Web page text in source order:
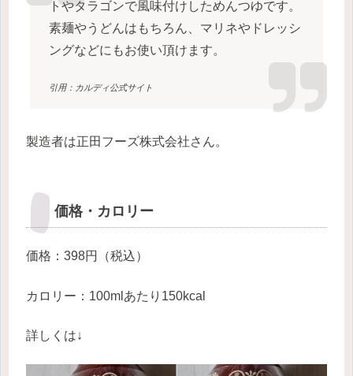
トやタラゴンで風味付けしためんつゆです。
素麺やうどんはもちろん、マリネやドレッシ
ングなどにもお使い頂けます。
引用：カルディ公式サイト
製造者は正田フーズ株式会社さん。
価格・カロリー
価格：398円（税込）
カロリー：100mlあたり150kcal
詳しくは↓